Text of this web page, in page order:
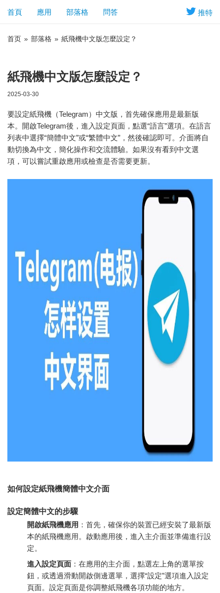
推特
首頁 應用 部落格 問答
首页 » 部落格 » 紙飛機中文版怎麼設定？
紙飛機中文版怎麼設定？
2025-03-30
要設定紙飛機（Telegram）中文版，首先確保應用是最新版
本。開啟Telegram後，進入設定頁面，點選“語言”選項。在語言
列表中選擇“簡體中文”或“繁體中文”，然後確認即可。介面將自
動切換為中文，簡化操作和交流體驗。如果沒有看到中文選
項，可以嘗試重啟應用或檢查是否需要更新。
如何設定紙飛機簡體中文介面
設定簡體中文的步驟
開啟紙飛機應用 ：首先，確保你的裝置已經安裝了最新版
本的紙飛機應用。啟動應用後，進入主介面並準備進行設
定。
進入設定頁面 ：在應用的主介面，點選左上角的選單按
鈕，或透過滑動開啟側邊選單，選擇“設定”選項進入設定
頁面。設定頁面是你調整紙飛機各項功能的地方。